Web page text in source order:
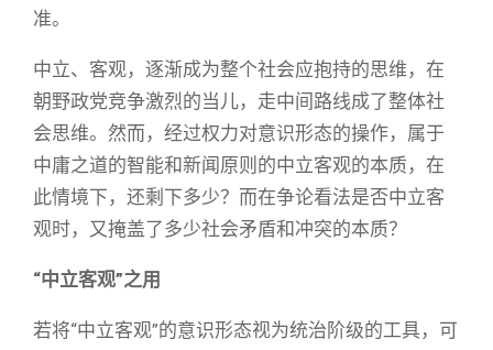
准。
中立、客观，逐渐成为整个社会应抱持的思维，在
朝野政党竞争激烈的当儿，走中间路线成了整体社
会思维。然而，经过权力对意识形态的操作，属于
中庸之道的智能和新闻原则的中立客观的本质，在
此情境下，还剩下多少？而在争论看法是否中立客
观时，又掩盖了多少社会矛盾和冲突的本质？
“中立客观”之用
若将“中立客观”的意识形态视为统治阶级的工具，可